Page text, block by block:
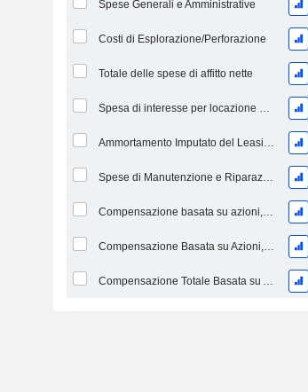
Spese Generali e Amministrative
Costi di Esplorazione/Perforazione
Totale delle spese di affitto nette
Spesa di interesse per locazione operativa imputata
Ammortamento Imputato del Leasing Operativo
Spese di Manutenzione e Riparazione, Totale
Compensazione basata su azioni, Spese generali e amministrative (Totale)
Compensazione Basata su Azioni, Altro (Totale)
Compensazione Totale Basata su Azioni